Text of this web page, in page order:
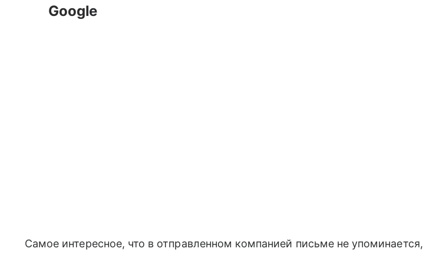
Google
Самое интересное, что в отправленном компанией письме не упоминается,